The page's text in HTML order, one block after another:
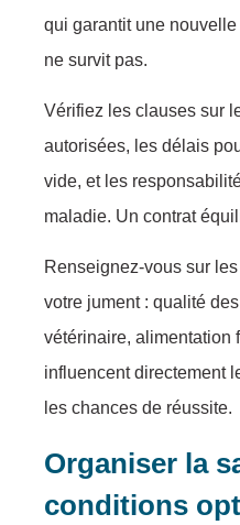
qui garantit une
ne survit pas.
Vérifiez les clauses sur
autorisées, les délais
vide, et les
maladie. Un contrat
Renseignez-vous sur
votre jument : qualité
vétérinaire, alimentation
influencent directement
les chances de réussite.
Organiser la
conditions